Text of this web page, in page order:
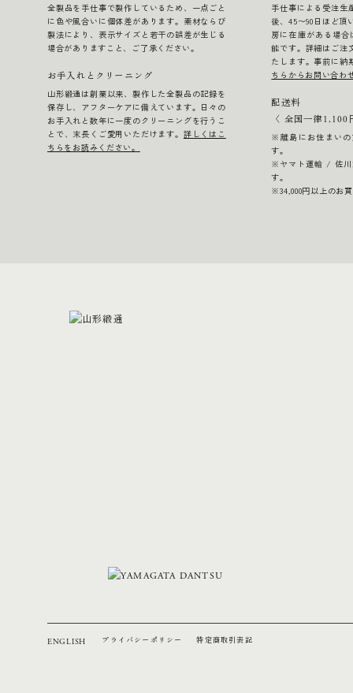
全製品を手仕事で製作しているため、一点ごと
に色や風合いに個体差があります。素材ならび
製法により、表示サイズと若干の誤差が生じる
場合がありますこと、ご了承ください。
お手入れとクリーニング
山形緞通は創業以来、製作した全製品の記録を
保存し、アフターケアに備えています。日々の
お手入れと数年に一度のクリーニングを行うこ
とで、末長くご愛用いただけます。 詳しくはこ
ちらをお読みください。
手仕事による受注生
後、45〜90日ほど頂
房に在庫がある場
能です。詳細はご注
たします。事前に納
ちらからお問い合わ
配送料
〈 全国一律1,100
※離島にお住まい
す。
※ヤマト運輸 / 佐川
す。
※34,000円以上のお
ENGLISH プライバシーポリシー 特定商取引表記